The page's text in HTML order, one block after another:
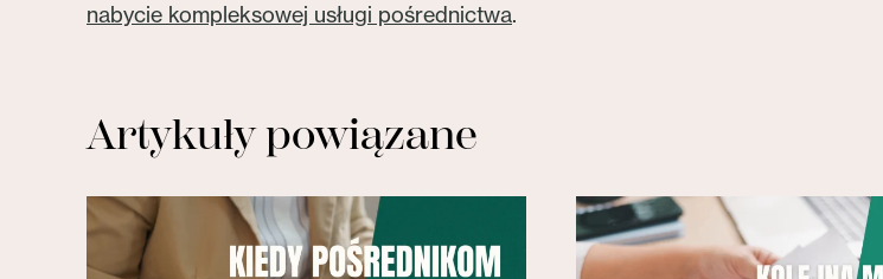
nabycie kompleksowej usługi pośrednictwa.
Artykuły powiązane